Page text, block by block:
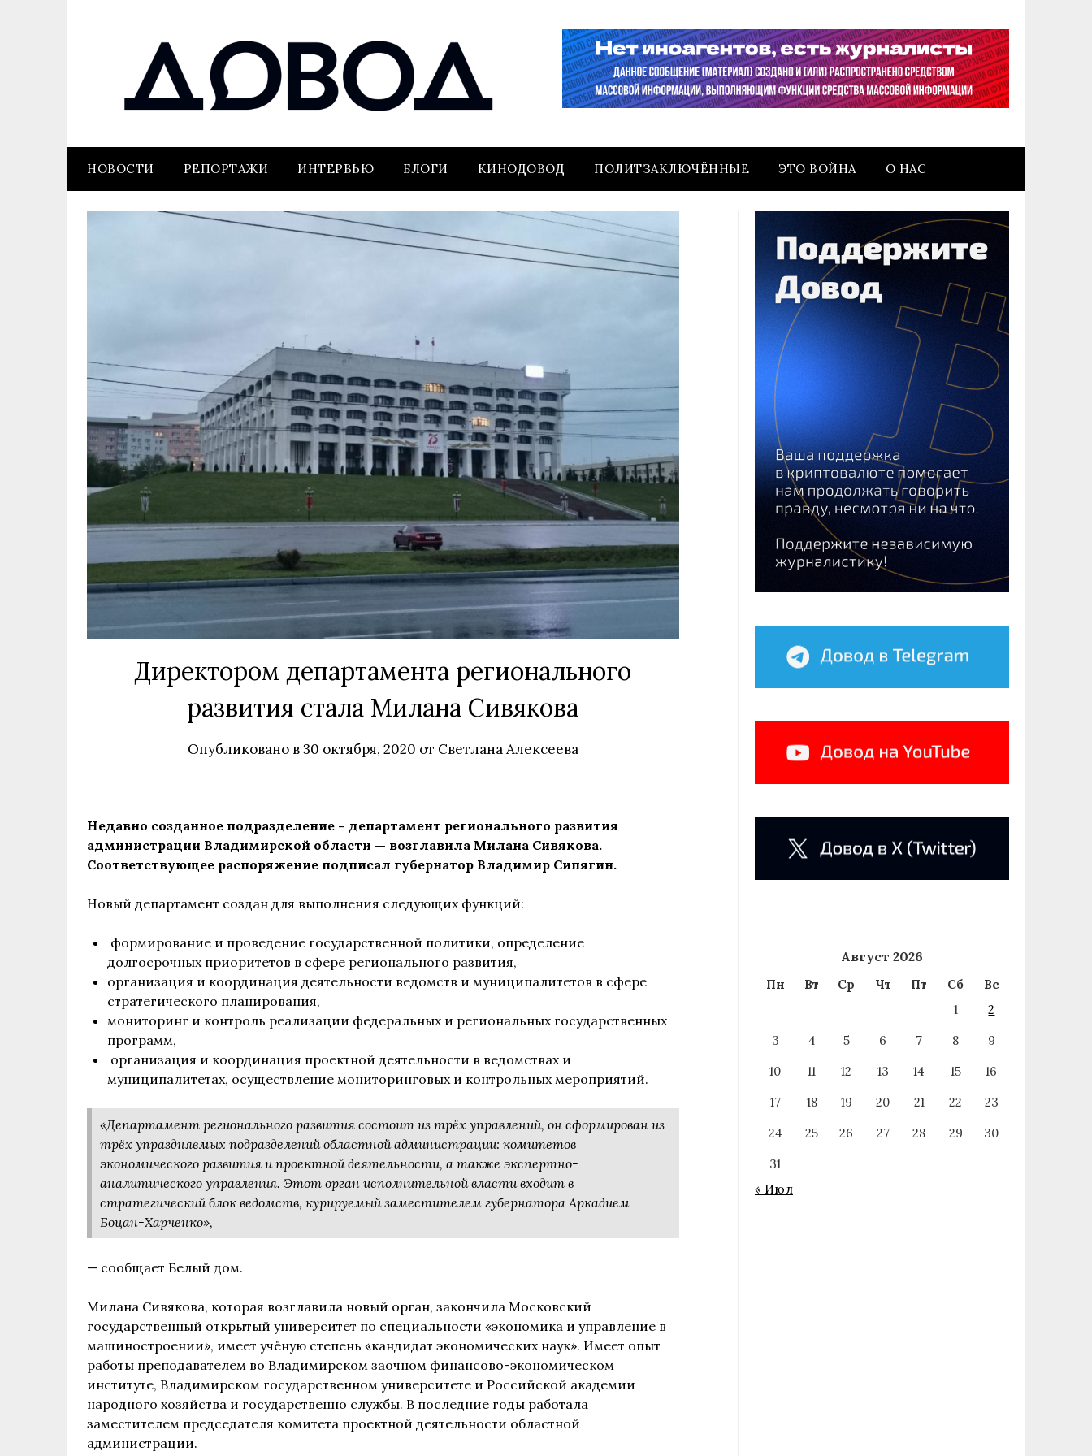
НОВОСТИ РЕПОРТАЖИ ИНТЕРВЬЮ БЛОГИ КИНОДОВОД ПОЛИТЗАКЛЮЧЁННЫЕ ЭТО ВОЙНА О НАС
Директором департамента регионального
развития стала Милана Сивякова
Опубликовано в30 октября, 2020 от Светлана Алексеева
Недавно созданное подразделение – департамент регионального развития
администрации Владимирской области — возглавила Милана Сивякова.
Соответствующее распоряжение подписал губернатор Владимир Сипягин.
Новый департамент создан для выполнения следующих функций:
формирование и проведение государственной политики, определение
долгосрочных приоритетов в сфере регионального развития,
организация и координация деятельности ведомств и муниципалитетов в сфере
стратегического планирования,
мониторинг и контроль реализации федеральных и региональных государственных
программ,
организация и координация проектной деятельности в ведомствах и
муниципалитетах, осуществление мониторинговых и контрольных мероприятий.
«Департамент регионального развития состоит из трёх управлений, он сформирован из
трёх упраздняемых подразделений областной администрации: комитетов
экономического развития и проектной деятельности, а также экспертно-
аналитического управления. Этот орган исполнительной власти входит в
стратегический блок ведомств, курируемый заместителем губернатора Аркадием
Боцан-Харченко»,
— сообщает Белый дом.
Милана Сивякова, которая возглавила новый орган, закончила Московский
государственный открытый университет по специальности «экономика и управление в
машиностроении», имеет учёную степень «кандидат экономических наук». Имеет опыт
работы преподавателем во Владимирском заочном финансово-экономическом
институте, Владимирском государственном университете и Российской академии
народного хозяйства и государственно службы. В последние годы работала
заместителем председателя комитета проектной деятельности областной
администрации.
Август 2026
Пн Вт Ср Чт Пт Сб
Вс
1
2
3
4 5 6 7 8
9
10
11 12 13 14 15
16
17
18 19 20 21 22
23
24
25 26 27 28 29
30
31
« Июл